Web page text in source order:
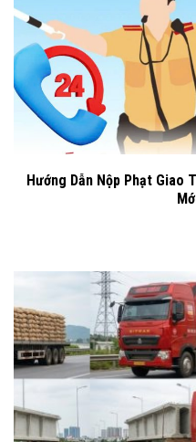
Hướng Dẫn Nộp Phạt Giao